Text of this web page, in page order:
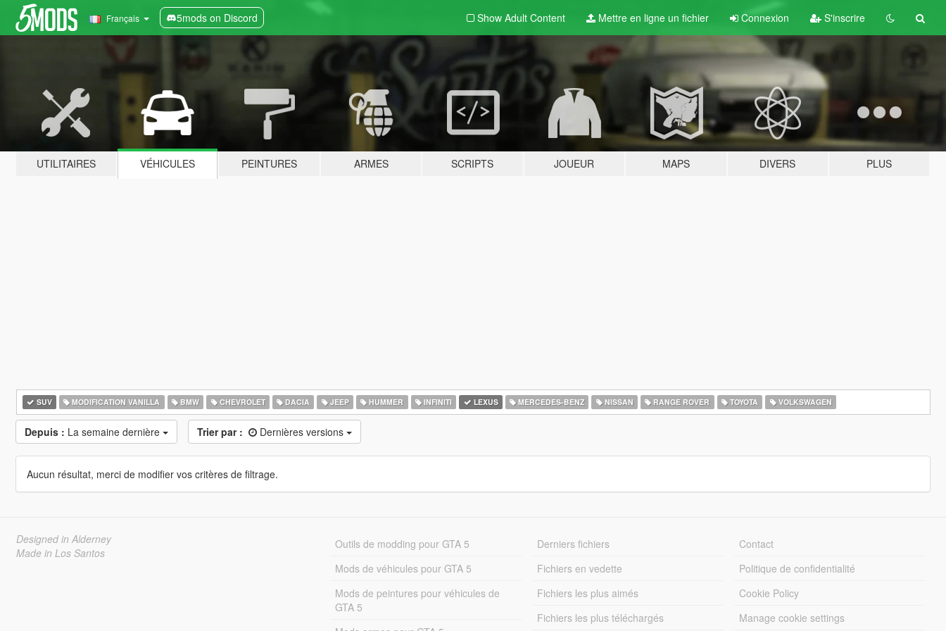
Français 5mods on Discord Show Adult Content Mettre en ligne un fichier Connexion S'inscrire
UTILITAIRES VÉHICULES PEINTURES ARMES SCRIPTS JOUEUR MAPS DIVERS PLUS
SUV MODIFICATION VANILLA BMW CHEVROLET DACIA JEEP HUMMER INFINITI LEXUS MERCEDES-BENZ NISSAN RANGE ROVER TOYOTA VOLKSWAGEN
Depuis : La semaine dernière Trier par : Dernières versions
Aucun résultat, merci de modifier vos critères de filtrage.
Designed in Alderney
Made in Los Santos
Outils de modding pour GTA 5
Mods de véhicules pour GTA 5
Mods de peintures pour véhicules de
GTA 5
Derniers fichiers
Fichiers en vedette
Fichiers les plus aimés
Fichiers les plus téléchargés
Contact
Politique de confidentialité
Cookie Policy
Manage cookie settings